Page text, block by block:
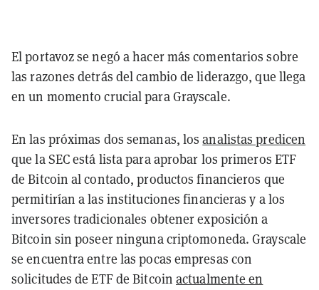
El portavoz se negó a hacer más comentarios sobre
las razones detrás del cambio de liderazgo, que llega
en un momento crucial para Grayscale.
En las próximas dos semanas, losanalistas predicen
que la SEC está lista para aprobar los primeros ETF
de Bitcoin al contado, productos financieros que
permitirían a las instituciones financieras y a los
inversores tradicionales obtener exposición a
Bitcoin sin poseer ninguna criptomoneda. Grayscale
se encuentra entre las pocas empresas con
solicitudes de ETF de Bitcoinactualmente en